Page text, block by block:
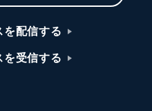
を配信する
を受信する